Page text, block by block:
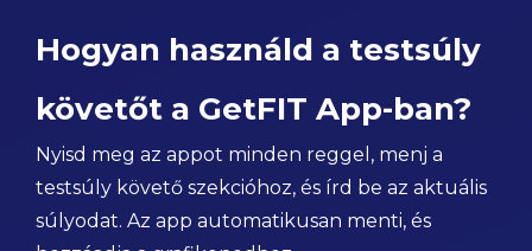
Hogyan használd a testsúly
követőt a GetFIT App-ban?
Nyisd meg az appot minden reggel, menj a
testsúly követő szekcióhoz, és írd be az aktuális
súlyodat. Az app automatikusan menti, és